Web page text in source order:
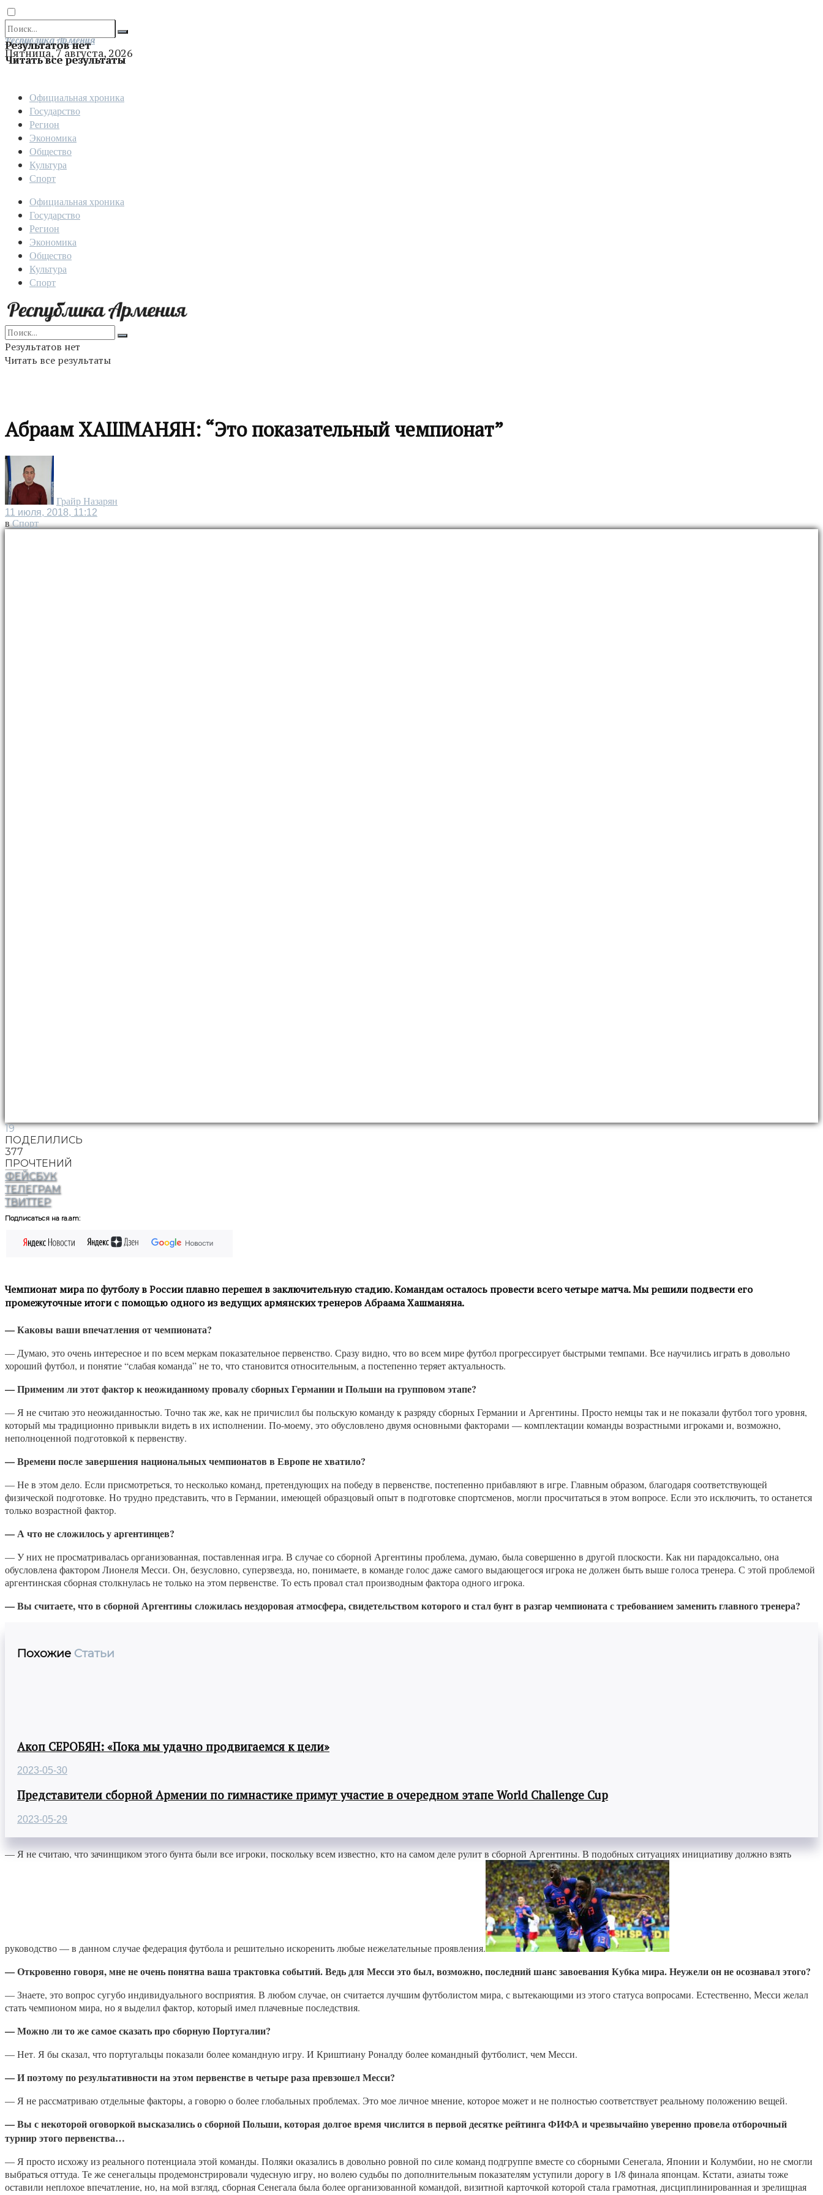
Результатов нет
Читать все результаты
Отправить
Республика Армения
Пятница, 7 августа, 2026
Официальная хроника
Государство
Регион
Экономика
Общество
Культура
Спорт
Официальная хроника
Государство
Регион
Экономика
Общество
Культура
Спорт
Результатов нет
Читать все результаты
Абраам ХАШМАНЯН: “Это показательный чемпионат”
Грайр Назарян
11 июля, 2018, 11:12
в Спорт
19
ПОДЕЛИЛИСЬ
377
ПРОЧТЕНИЙ
ФЕЙСБУК
ТЕЛЕГРАМ
ТВИТТЕР
Подписаться на ra.am:
Чемпионат мира по футболу в России плавно перешел в заключительную стадию. Командам осталось провести всего четыре матча. Мы решили подвести его
промежуточные итоги с помощью одного из ведущих армянских тренеров Абраама Хашманяна.
— Каковы ваши впечатления от чемпионата?
— Думаю, это очень интересное и по всем меркам показательное первенство. Сразу видно, что во всем мире футбол прогрессирует быстрыми темпами. Все научились играть в довольно
хороший футбол, и понятие “слабая команда” не то, что становится относительным, а постепенно теряет актуальность.
— Применим ли этот фактор к неожиданному провалу сборных Германии и Польши на групповом этапе?
— Я не считаю это неожиданностью. Точно так же, как не причислил бы польскую команду к разряду сборных Германии и Аргентины. Просто немцы так и не показали футбол того уровня,
который мы традиционно привыкли видеть в их исполнении. По-моему, это обусловлено двумя основными факторами — комплектации команды возрастными игроками и, возможно,
неполноценной подготовкой к первенству.
— Времени после завершения национальных чемпионатов в Европе не хватило?
— Не в этом дело. Если присмотреться, то несколько команд, претендующих на победу в первенстве, постепенно прибавляют в игре. Главным образом, благодаря соответствующей
физической подготовке. Но трудно представить, что в Германии, имеющей образцовый опыт в подготовке спортсменов, могли просчитаться в этом вопросе. Если это исключить, то останется
только возрастной фактор.
— А что не сложилось у аргентинцев?
— У них не просматривалась организованная, поставленная игра. В случае со сборной Аргентины проблема, думаю, была совершенно в другой плоскости. Как ни парадоксально, она
обусловлена фактором Лионеля Месси. Он, безусловно, суперзвезда, но, понимаете, в команде голос даже самого выдающегося игрока не должен быть выше голоса тренера. С этой проблемой
аргентинская сборная столкнулась не только на этом первенстве. То есть провал стал производным фактора одного игрока.
— Вы считаете, что в сборной Аргентины сложилась нездоровая атмосфера, свидетельством которого и стал бунт в разгар чемпионата с требованием заменить главного тренера?
Похожие Статьи
Акоп СЕРОБЯН: «Пока мы удачно продвигаемся к цели»
2023-05-30
Представители сборной Армении по гимнастике примут участие в очередном этапе World Challenge Cup
2023-05-29
— Я не считаю, что зачинщиком этого бунта были все игроки, поскольку всем известно, кто на самом деле рулит в сборной Аргентины. В подобных ситуациях инициативу должно взять
руководство — в данном случае федерация футбола и решительно искоренить любые нежелательные проявления.
— Откровенно говоря, мне не очень понятна ваша трактовка событий. Ведь для Месси это был, возможно, последний шанс завоевания Кубка мира. Неужели он не осознавал этого?
— Знаете, это вопрос сугубо индивидуального восприятия. В любом случае, он считается лучшим футболистом мира, с вытекающими из этого статуса вопросами. Естественно, Месси желал
стать чемпионом мира, но я выделил фактор, который имел плачевные последствия.
— Можно ли то же самое сказать про сборную Португалии?
— Нет. Я бы сказал, что португальцы показали более командную игру. И Криштиану Роналду более командный футболист, чем Месси.
— И поэтому по результативности на этом первенстве в четыре раза превзошел Месси?
— Я не рассматриваю отдельные факторы, а говорю о более глобальных проблемах. Это мое личное мнение, которое может и не полностью соответствует реальному положению вещей.
— Вы с некоторой оговоркой высказались о сборной Польши, которая долгое время числится в первой десятке рейтинга ФИФА и чрезвычайно уверенно провела отборочный
турнир этого первенства…
— Я просто исхожу из реального потенциала этой команды. Поляки оказались в довольно ровной по силе команд подгруппе вместе со сборными Сенегала, Японии и Колумбии, но не смогли
выбраться оттуда. Те же сенегальцы продемонстрировали чудесную игру, но волею судьбы по дополнительным показателям уступили дорогу в 1/8 финала японцам. Кстати, азиаты тоже
оставили неплохое впечатление, но, на мой взгляд, сборная Сенегала была более организованной командой, визитной карточкой которой стала грамотная, дисциплинированная и зрелищная